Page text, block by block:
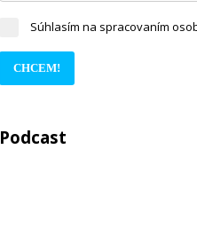
Súhlasím na spracovaním
CHCEM!
Podcast